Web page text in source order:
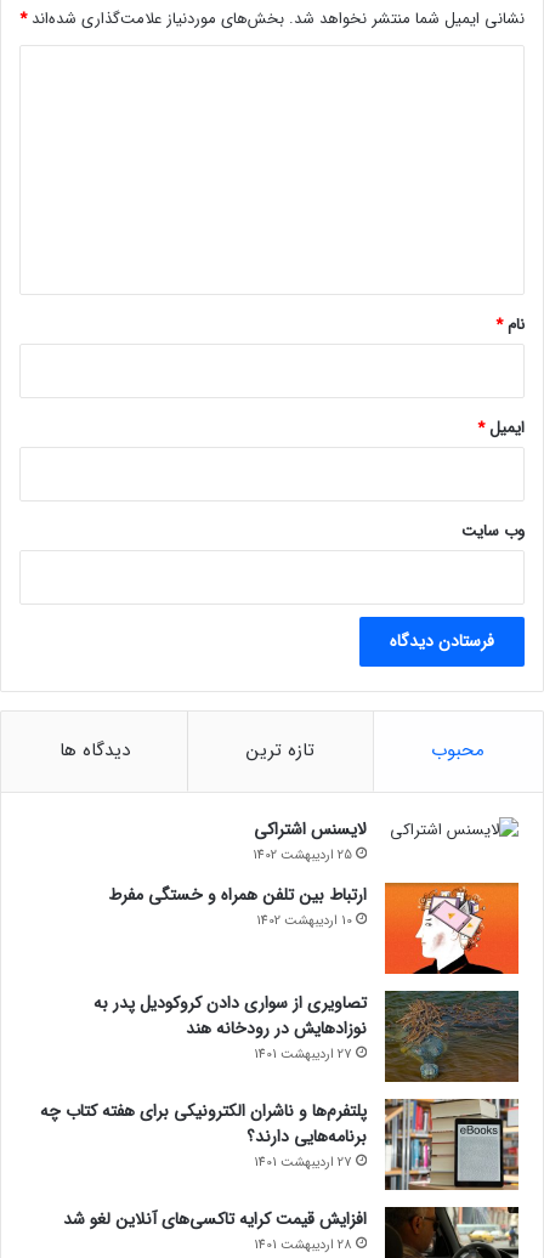
ن
و
نشانی ایمیل شما منتشر نخواهد شد. بخش‌های موردنیاز علامت‌گذاری شده‌اند*
نام*
ایمیل*
وب‌ سایت
محبوب تازه ترین دیدگاه ها
لایسنس اشتراکی
25 اردیبهشت 1402
ارتباط بین تلفن همراه و خستگی مفرط
10 اردیبهشت 1402
تصاویری از سواری دادن کروکودیل پدر به
نوزادهایش در رودخانه هند
27 اردیبهشت 1401
پلتفرم‌ها و ناشران الکترونیکی برای هفته کتاب چه
برنامه‌هایی دارند؟
27 اردیبهشت 1401
افزایش قیمت کرایه تاکسی‌های آنلاین لغو شد
28 اردیبهشت 1401